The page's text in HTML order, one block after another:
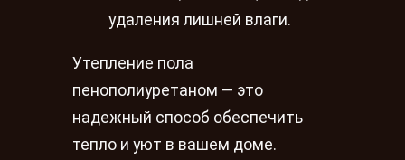
удаления лишней влаги.
Утепление пола
пенополиуретаном — это
надежный способ обеспечить
тепло и уют в вашем доме.